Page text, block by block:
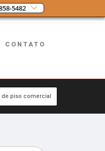
5482
CONTATO
de piso comercial